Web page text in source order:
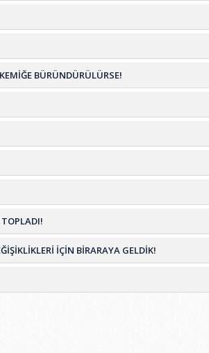
BÜRÜNDÜRÜLÜRSE!
İÇİN BİRARAYA GELDİK!